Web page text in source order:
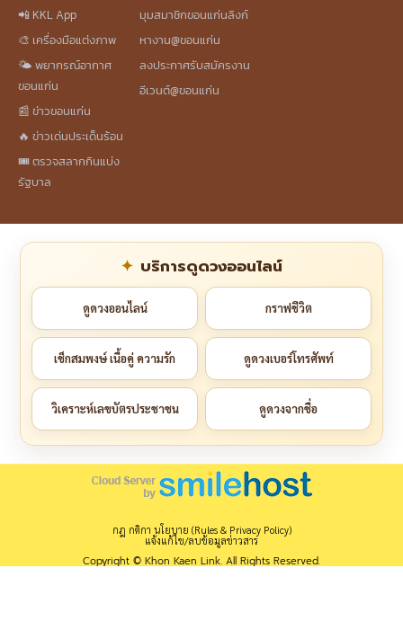
📲 KKL App
🎨 เครื่องมือแต่งภาพ
🌤️ พยากรณ์อากาศ
ขอนแก่น
📰 ข่าวขอนแก่น
🔥 ข่าวเด่นประเด็นร้อน
🎟️ ตรวจสลากกินแบ่ง
รัฐบาล
มุมสมาชิกขอนแก่นลิงก์
หางาน@ขอนแก่น
ลงประกาศรับสมัครงาน
อีเวนต์@ขอนแก่น
บริการดูดวงออนไลน์
ดูดวงออนไลน์ กราฟชีวิต
เช็กสมพงษ์ เนื้อคู่ ความรัก ดูดวงเบอร์โทรศัพท์
วิเคราะห์เลขบัตรประชาชน ดูดวงจากชื่อ
กฎ กติกา นโยบาย (Rules & Privacy Policy)
แจ้งแก้ไข/ลบข้อมูลข่าวสาร
Copyright © Khon Kaen Link. All Rights Reserved.